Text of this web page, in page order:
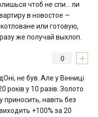
чтоб не спи… ли
в новостое —
или готовую,
же получай выхлоп.
+
0
не був. Але у Вінниці
років у 10 разів. Золото
приносить, навіть без
+100% за 20